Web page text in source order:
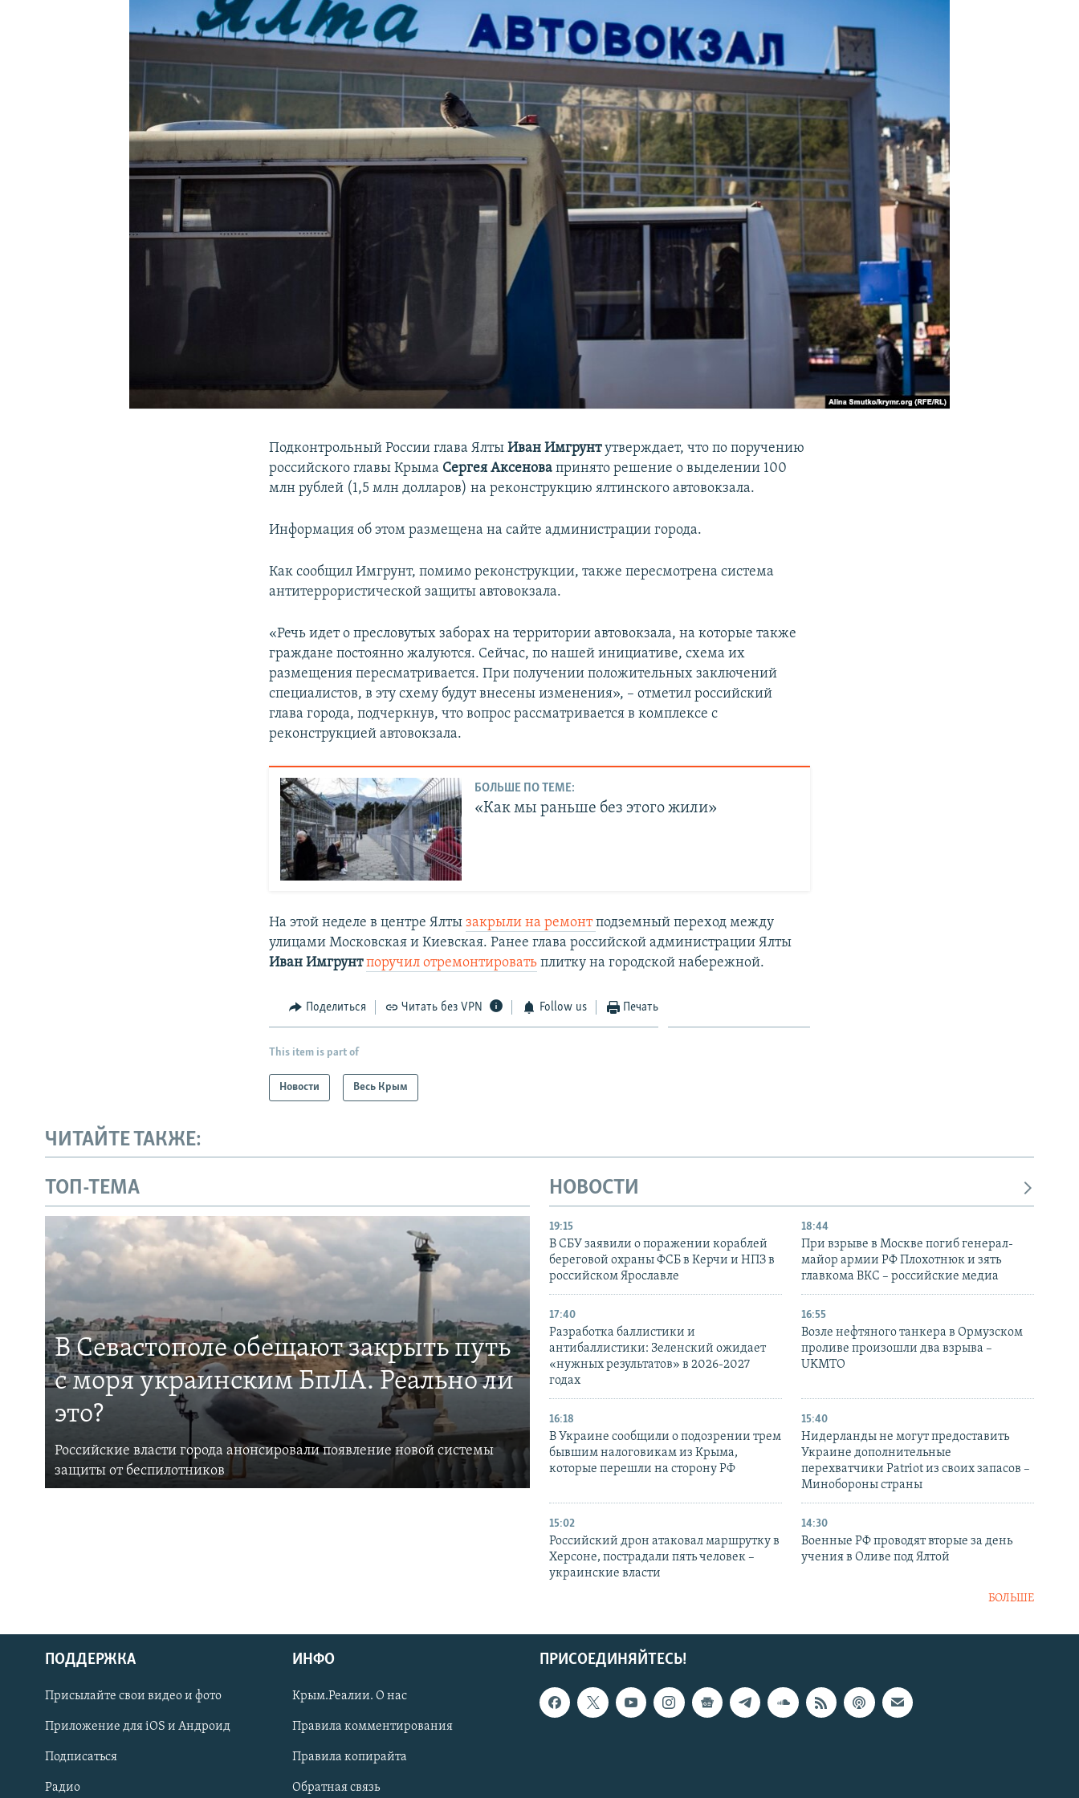
КРЫМ.НЕПОКОРЕННЫЙ
УКРАИНСКАЯ ПРОБЛЕМА КРЫМА
Українською
Qırımtatar
ПРИСОЕДИНЯЙТЕСЬ!
Подконтрольный России глава ЯлтыИван Имгрунтутверждает, что по поручению
российского главы Крыма Сергея Аксеновапринято решение о выделении 100
млн рублей (1,5 млн долларов) на реконструкцию ялтинского автовокзала.
Информация об этом размещена на сайте администрации города.
Как сообщил Имгрунт, помимо реконструкции, также пересмотрена система
антитеррористической защиты автовокзала.
«Речь идет о пресловутых заборах на территории автовокзала, на которые также
граждане постоянно жалуются. Сейчас, по нашей инициативе, схема их
размещения пересматривается. При получении положительных заключений
специалистов, в эту схему будут внесены изменения», – отметил российский
глава города, подчеркнув, что вопрос рассматривается в комплексе с
реконструкцией автовокзала.
БОЛЬШЕ ПО ТЕМЕ:
«Как мы раньше без этого жили»
На этой неделе в центре Ялтызакрыли на ремонтподземный переход между
улицами Московская и Киевская. Ранее глава российской администрации Ялты
Иван Имгрунт поручил отремонтировать плитку на городской набережной.
Поделиться Читать без VPN Follow us Печать
This item is part of
Новости Весь Крым
ЧИТАЙТЕ ТАКЖЕ:
ТОП-ТЕМА
В Севастополе обещают закрыть путь
с моря украинским БпЛА. Реально ли
это?
Российские власти города анонсировали появление новой системы
защиты от беспилотников
НОВОСТИ
19:15
В СБУ заявили о поражении кораблей
береговой охраны ФСБ в Керчи и НПЗ в
российском Ярославле
18:44
При взрыве в Москве погиб генерал-
майор армии РФ Плохотнюк и зять
главкома ВКС – российские медиа
17:40
Разработка баллистики и
антибаллистики: Зеленский ожидает
«нужных результатов» в 2026-2027
годах
16:55
Возле нефтяного танкера в Ормузском
проливе произошли два взрыва –
UKMTO
16:18
В Украине сообщили о подозрении трем
бывшим налоговикам из Крыма,
которые перешли на сторону РФ
15:40
Нидерланды не могут предоставить
Украине дополнительные
перехватчики Patriot из своих запасов –
Минобороны страны
15:02
Российский дрон атаковал маршрутку в
Херсоне, пострадали пять человек –
украинские власти
14:30
Военные РФ проводят вторые за день
учения в Оливе под Ялтой
БОЛЬШЕ
ПРИСОЕДИНЯЙТЕСЬ!
ПОДДЕРЖКА
Присылайте свои видео и фото
Приложение для iOS и Андроид
Подписаться
Радио
ИНФО
Крым.Реалии. О нас
Правила комментирования
Правила копирайта
Обратная связь